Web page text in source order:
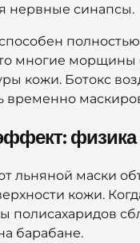
нервные синапсы.
многие
кожи. Ботокс
временно
льняной маски
кожи.
барабане.